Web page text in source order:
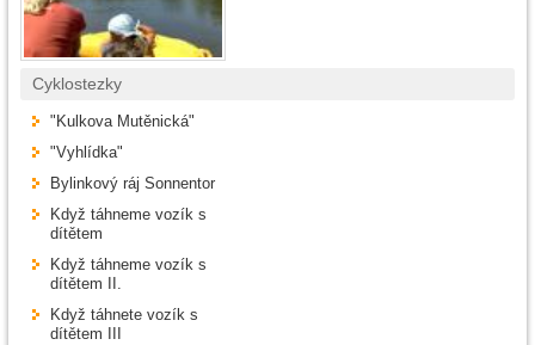
Cyklostezky
"Kulkova Mutěnická"
"Vyhlídka"
Bylinkový ráj Sonnentor
Když táhneme vozík s
dítětem
Když táhneme vozík s
dítětem II.
Když táhnete vozík s
dítětem III